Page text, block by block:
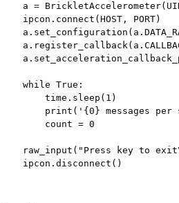
a =
ipcon.connect(HOST, PORT)
while True:
time.sleep(1)
print('{0} messages per
count = 0
raw_input("Press key to